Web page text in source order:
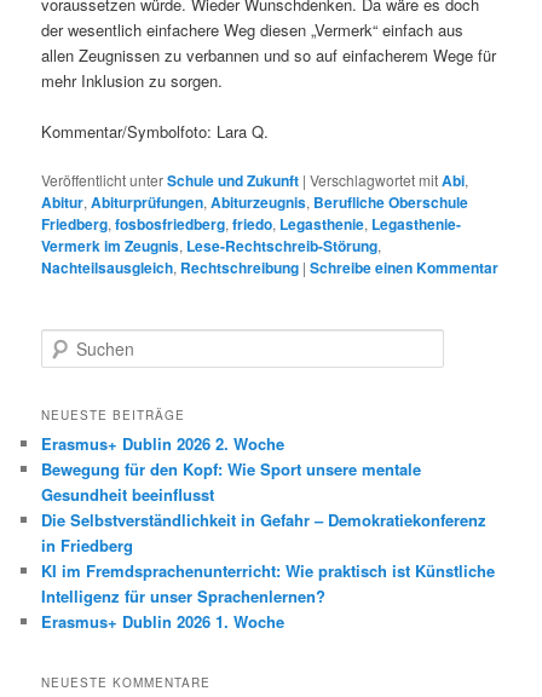
der wesentlich einfachere Weg diesen „Vermerk“ einfach aus
allen Zeugnissen zu verbannen und so auf einfacherem Wege für
mehr Inklusion zu sorgen.
Kommentar/Symbolfoto: Lara Q.
Veröffentlicht unterSchule und Zukunft |Verschlagwortet mitAbi,
Abitur,Abiturprüfungen,Abiturzeugnis, Berufliche Oberschule
Friedberg,fosbosfriedberg,friedo, Legasthenie, Legasthenie-
Vermerk im Zeugnis, Lese-Rechtschreib-Störung,
Nachteilsausgleich, Rechtschreibung |Schreibe einen Kommentar
u
h
n
NEUESTE BEITRÄGE
Erasmus+ Dublin 2026 2. Woche
Bewegung für den Kopf: Wie Sport unsere mentale
Gesundheit beeinflusst
Die Selbstverständlichkeit in Gefahr – Demokratiekonferenz
in Friedberg
KI im Fremdsprachenunterricht: Wie praktisch ist Künstliche
Intelligenz für unser Sprachenlernen?
Erasmus+ Dublin 2026 1. Woche
NEUESTE KOMMENTARE